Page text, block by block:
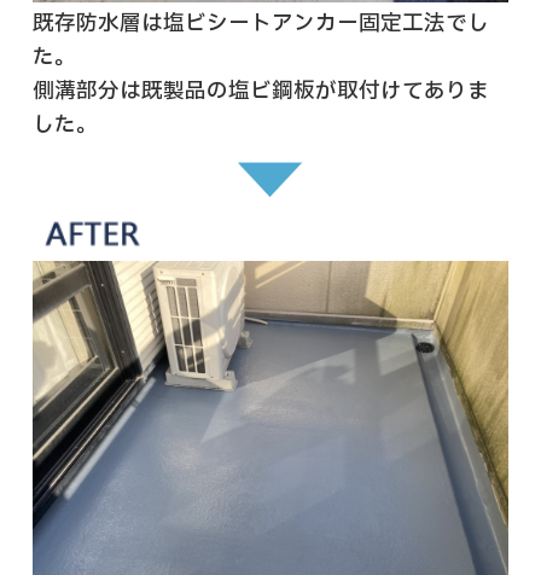
既存防水層は塩ビシートアンカー固定工法でし
た。
側溝部分は既製品の塩ビ鋼板が取付けてありま
した。